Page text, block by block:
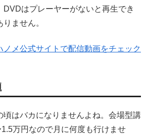
DVDはプレーヤーがないと再生でき
ません。
ノメ公式サイトで配信動画をチェック
頃はバカになりませんよね。会場型講
万円なので月に何度も行けませ